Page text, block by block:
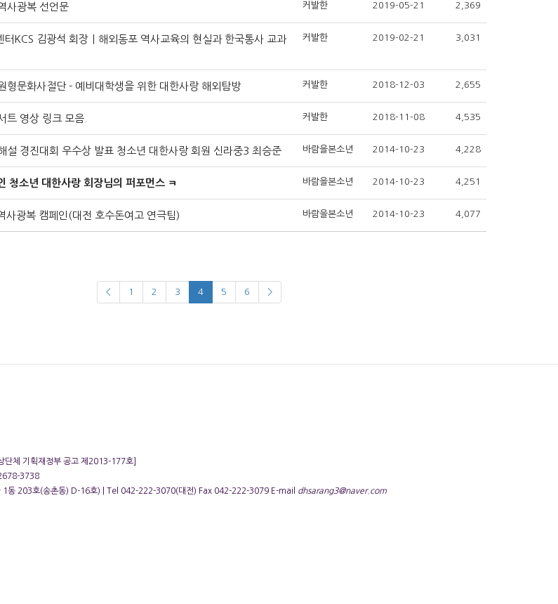
사광복 선언문 커발한 2019-05-21 2,369
터KCS 김광석 회장ㅣ해외동포 역사교육의 현실과 한국통사 교과
커발한 2019-02-21 3,031
형문화사절단 - 예비대학생을 위한 대한사랑 해외탐방 커발한 2018-12-03 2,655
트 영상 링크 모음. 커발한 2018-11-08 4,535
설 경진대회 우수상 발표 청소년 대한사랑 회원 신라중3 최승준 바람을본소년 2014-10-23 4,228
청소년 대한사랑 회장님의 퍼포먼스 ㅋ 바람을본소년 2014-10-23 4,251
사광복 캠페인(대전 호수돈여고 연극팀) 바람을본소년 2014-10-23 4,077
< 1 2 3 4 5 6 >
체 기획재정부 공고 제2013-177호]
3738
1동 203호(송촌동) D-16호) | Tel 042-222-3070(대전) Fax 042-222-3079 E-mail dhsarang3@naver.com